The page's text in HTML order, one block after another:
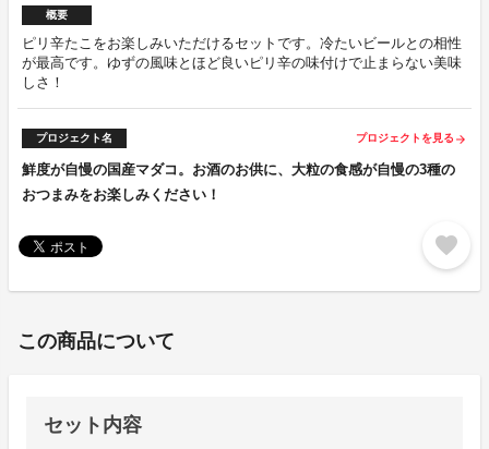
概要
ピリ辛たこをお楽しみいただけるセットです。冷たいビールとの相性
が最高です。ゆずの風味とほど良いピリ辛の味付けで止まらない美味
しさ！
プロジェクト名 プロジェクトを見る arrow_forward
鮮度が自慢の国産マダコ。お酒のお供に、大粒の食感が自慢の3種の
おつまみをお楽しみください！
favorite
この商品について
セット内容